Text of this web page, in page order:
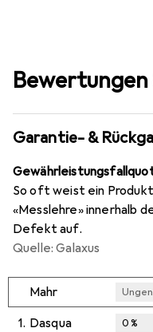
Garantie- &
So oft weist ein
«Messlehre» innerhalb
Defekt auf.
Quelle: Galaxus
Mahr
1. Dasqua 0%